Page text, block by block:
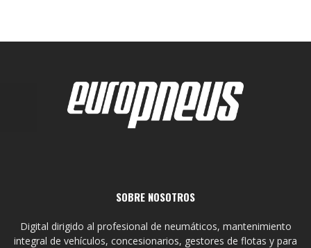
SOBRE NOSOTROS
Digital dirigido al profesional de neumáticos, mantenimiento
integral de vehículos, concesionarios, gestores de flotas y para